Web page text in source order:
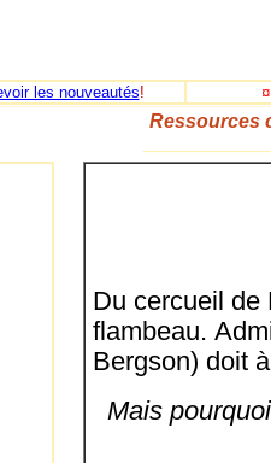
les nouveautés!
Ressources
Du cercueil de
flambeau.
Bergson) doit
Mais